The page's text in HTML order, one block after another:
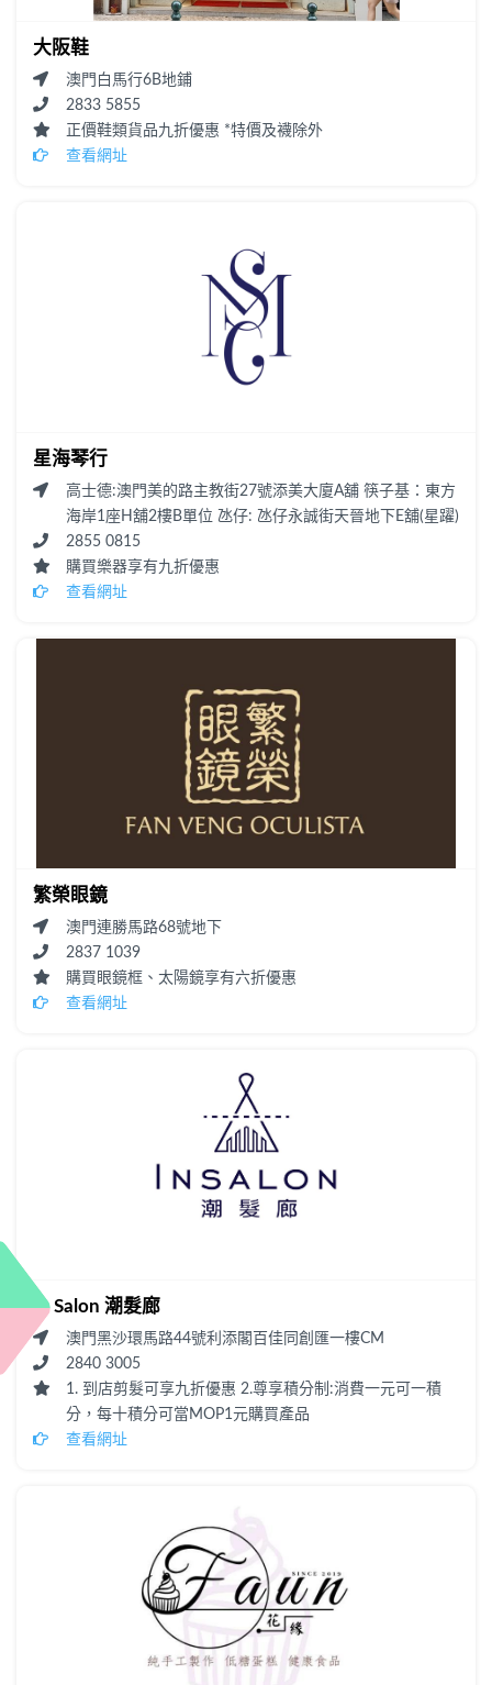
大阪鞋
澳門白馬行6B地鋪
2833 5855
正價鞋類貨品九折優惠 *特價及襪除外
查看網址
星海琴行
高士德:澳門美的路主教街27號添美大廈A舖 筷子基：東方
海岸1座H舖2樓B單位 氹仔: 氹仔永誠街天晉地下E舖(星躍)
2855 0815
購買樂器享有九折優惠
查看網址
繁榮眼鏡
澳門連勝馬路68號地下
2837 1039
購買眼鏡框、太陽鏡享有六折優惠
查看網址
In Salon 潮髮廊
澳門黑沙環馬路44號利添閣百佳同創匯一樓CM
2840 3005
1. 到店剪髮可享九折優惠 2.尊享積分制:消費一元可一積
分，每十積分可當MOP1元購買產品
查看網址